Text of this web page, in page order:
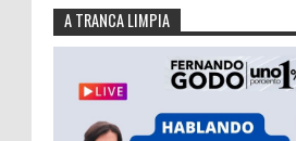
A TRANCA LIMPIA